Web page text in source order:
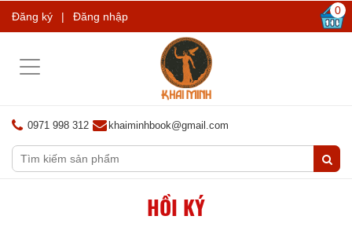
Đăng ký | Đăng nhập 0
Toggle
0971 998 312 khaiminhbook@gmail.com
HỒI KÝ